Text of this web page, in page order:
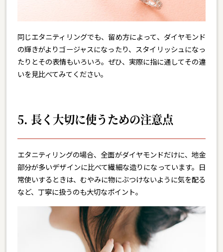
同じエタニティリングでも、留め方によって、ダイヤモンド
の輝きがよりゴージャスになったり、スタイリッシュになっ
たりとその表情もいろいろ。ぜひ、実際に指に通してその違
いを見比べてみてください。
5. 長く大切に使うための注意点
エタニティリングの場合、全面がダイヤモンドだけに、地金
部分が多いデザインに比べて繊細な造りになっています。日
常使いするときは、むやみに物にぶつけないように気を配る
など、丁寧に扱うのも大切なポイント。